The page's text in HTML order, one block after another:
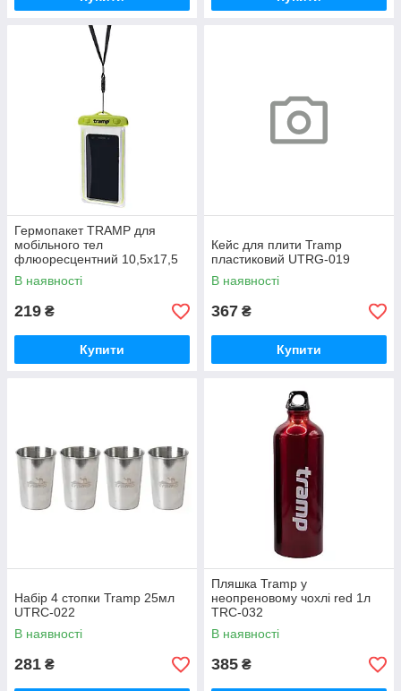
Гермопакет TRAMP для
мобільного тел
флюоресцентний 10,5х17,5
UTRA-211
В наявності
219 ₴
Купити
Кейс для плити Tramp
пластиковий UTRG-019
В наявності
367 ₴
Купити
Набір 4 стопки Tramp 25мл
UTRC-022
В наявності
281 ₴
Пляшка Tramp у
неопреновому чохлі red 1л
TRC-032
В наявності
385 ₴